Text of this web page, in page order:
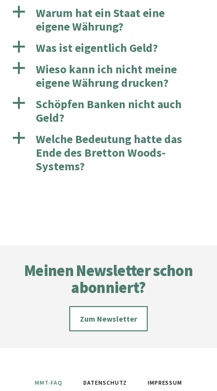
a
Warum hat ein Staat eine
eigene Währung?
a Was ist eigentlich Geld?
a
Wieso kann ich nicht meine
eigene Währung drucken?
a
Schöpfen Banken nicht auch
Geld?
a
Welche Bedeutung hatte das
Ende des Bretton Woods-
Systems?
Meinen Newsletter schon
abonniert?
Zum Newsletter
MMT-FAQ DATENSCHUTZ IMPRESSUM